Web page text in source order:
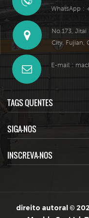
WhatsApp :
No.173,
City, Fujian,
E-mail :
TAGS QUENTES
SIGA-NOS
INSCREVA-NOS
direito autoral ©